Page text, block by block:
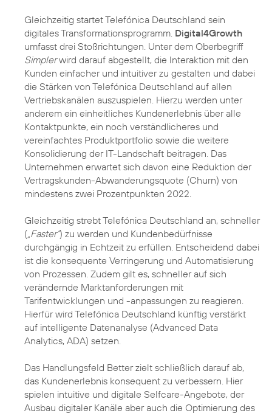
Gleichzeitig startet Telefónica Deutschland sein
digitales Transformationsprogramm. Digital4Growth
umfasst drei Stoßrichtungen. Unter dem Oberbegriff
Simplerwird darauf abgestellt, die Interaktion mit den
Kunden einfacher und intuitiver zu gestalten und dabei
die Stärken von Telefónica Deutschland auf allen
Vertriebskanälen auszuspielen. Hierzu werden unter
anderem ein einheitliches Kundenerlebnis über alle
Kontaktpunkte, ein noch verständlicheres und
vereinfachtes Produktportfolio sowie die weitere
Konsolidierung der IT-Landschaft beitragen. Das
Unternehmen erwartet sich davon eine Reduktion der
Vertragskunden-Abwanderungsquote (Churn) von
mindestens zwei Prozentpunkten 2022.
Gleichzeitig strebt Telefónica Deutschland an, schneller
(„Faster“) zu werden und Kundenbedürfnisse
durchgängig in Echtzeit zu erfüllen. Entscheidend dabei
ist die konsequente Verringerung und Automatisierung
von Prozessen. Zudem gilt es, schneller auf sich
verändernde Marktanforderungen mit
Tarifentwicklungen und -anpassungen zu reagieren.
Hierfür wird Telefónica Deutschland künftig verstärkt
auf intelligente Datenanalyse (Advanced Data
Analytics, ADA) setzen.
Das Handlungsfeld Better zielt schließlich darauf ab,
das Kundenerlebnis konsequent zu verbessern. Hier
spielen intuitive und digitale Selfcare-Angebote, der
Ausbau digitaler Kanäle aber auch die Optimierung des